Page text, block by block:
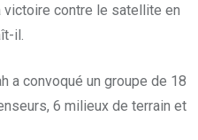
contre le satellite en
il.
a convoqué un groupe de 18
6 milieux de terrain et